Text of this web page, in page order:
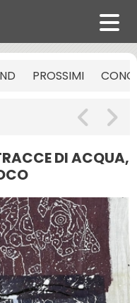
PROSSIMI
DI ACQUA,